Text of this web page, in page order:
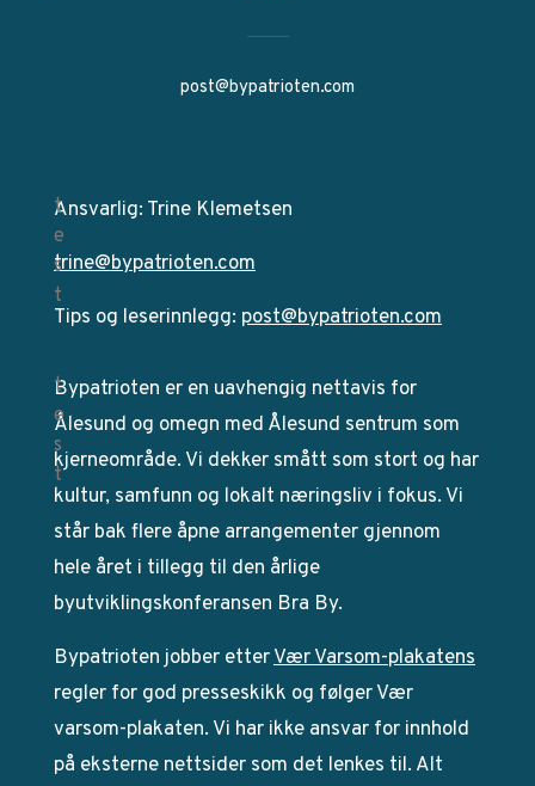
post@bypatrioten.com
Ansvarlig: Trine Klemetsen
trine@bypatrioten.com
Tips og leserinnlegg: post@bypatrioten.com
Bypatrioten er en uavhengig nettavis for
Ålesund og omegn med Ålesund sentrum som
kjerneområde. Vi dekker smått som stort og har
kultur, samfunn og lokalt næringsliv i fokus. Vi
står bak flere åpne arrangementer gjennom
hele året i tillegg til den årlige
byutviklingskonferansen Bra By.
Bypatrioten jobber etterVær Varsom-plakatens
regler for god presseskikk og følger Vær
varsom-plakaten. Vi har ikke ansvar for innhold
på eksterne nettsider som det lenkes til. Alt